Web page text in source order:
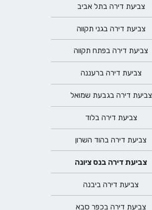
צביעת דירה בתל אביב
צביעת דירה בגני תקווה
צביעת דירה בפתח תקווה
צביעת דירה ברעננה
צביעת דירה בגבעת שמואל
צביעת דירה בלוד
צביעת דירה בהוד השרון
צביעת דירה בנס ציונה
צביעת דירה ביבנה
צביעת דירה בכפר סבא